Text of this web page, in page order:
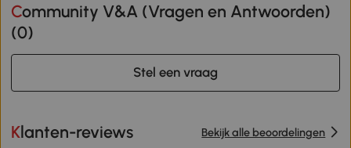
Community V&A (Vragen en Antwoorden)
(0)
Stel een vraag
Klanten-reviews Bekijk alle beoordelingen